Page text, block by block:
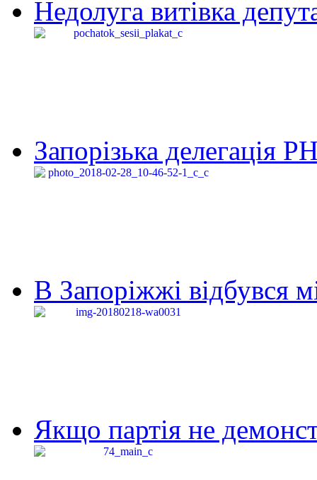
Недолуга витівка
Запорізька делегація
В Запоріжжі відбувся
Якщо партія не